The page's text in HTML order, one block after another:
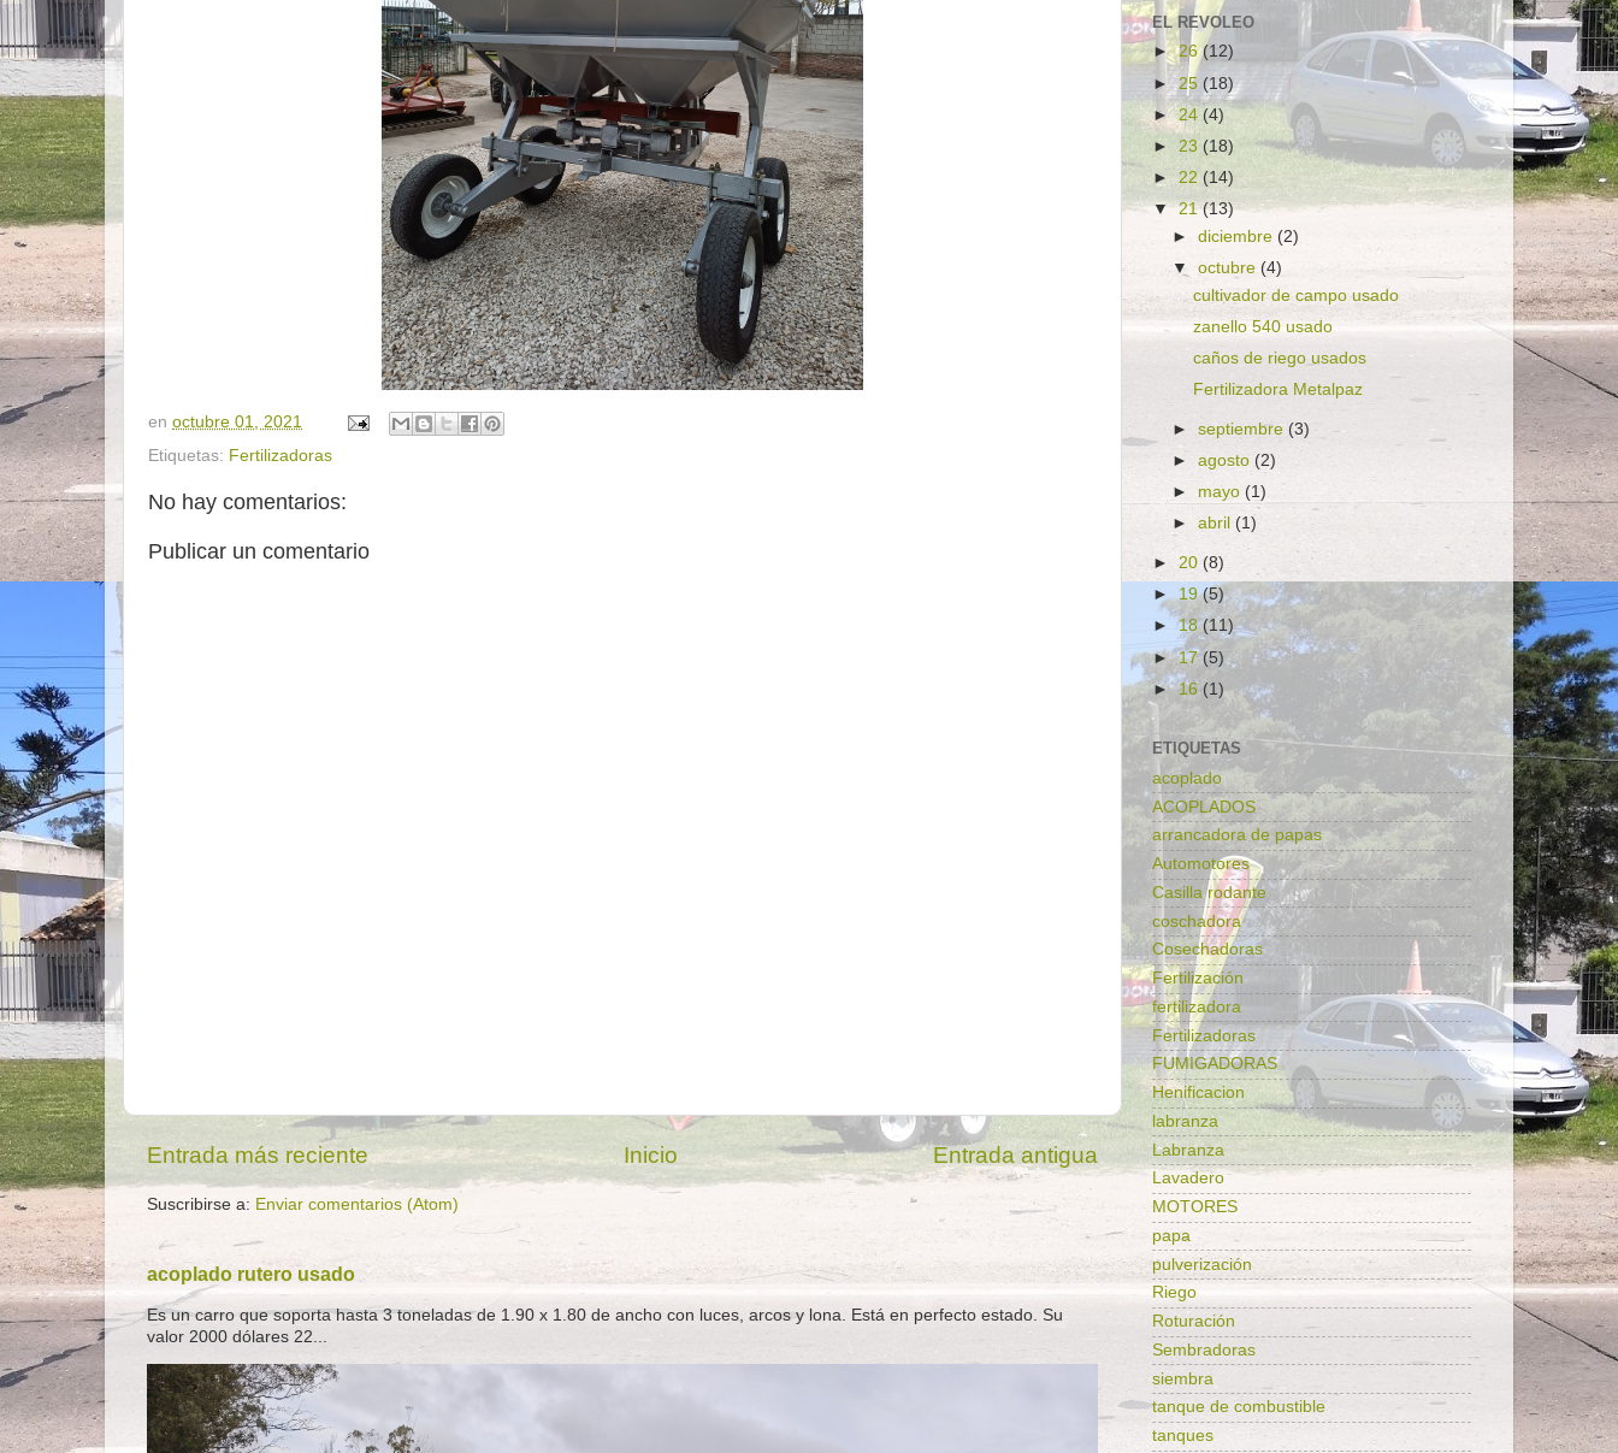
en octubre 01, 2021
Etiquetas: Fertilizadoras
No hay comentarios:
Publicar un comentario
Entrada más reciente Entrada antigua
Inicio
Suscribirse a: Enviar comentarios (Atom)
acoplado rutero usado
Es un carro que soporta hasta 3 toneladas de 1.90 x 1.80 de ancho con luces, arcos y lona. Está en perfecto estado. Su
valor 2000 dólares 22...
EL REVOLEO
►26 (12)
► 25 (18)
► 24 (4)
► 23 (18)
► 22 (14)
▼21(13)
►diciembre (2)
▼octubre (4)
cultivador de campo usado
zanello 540 usado
caños de riego usados
Fertilizadora Metalpaz
►septiembre(3)
►agosto(2)
► mayo(1)
►abril(1)
► 20 (8)
►19(5)
►18(11)
►17 (5)
►16(1)
ETIQUETAS
acoplado
ACOPLADOS
arrancadora de papas
Automotores
Casilla rodante
coschadora
Cosechadoras
Fertilización
fertilizadora
Fertilizadoras
FUMIGADORAS
Henificacion
labranza
Labranza
Lavadero
MOTORES
papa
pulverización
Riego
Roturación
Sembradoras
siembra
tanque de combustible
tanques